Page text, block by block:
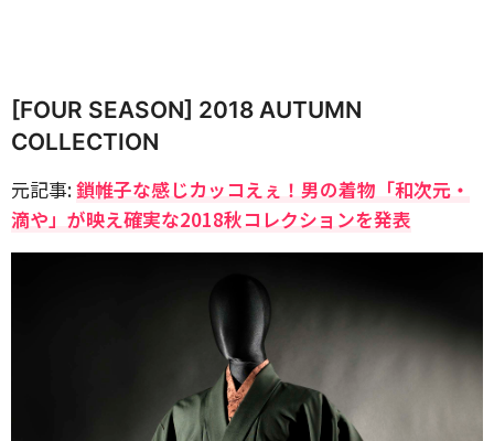
[FOUR SEASON] 2018 AUTUMN
COLLECTION
元記事:鎖帷子な感じカッコえぇ！男の着物「和次元・
滴や」が映え確実な2018秋コレクションを発表